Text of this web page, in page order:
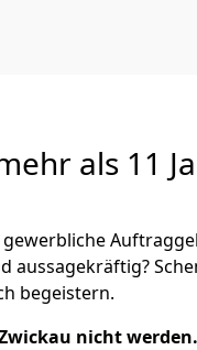
als 11
aussagekräftig?
begeistern.
nicht werden.